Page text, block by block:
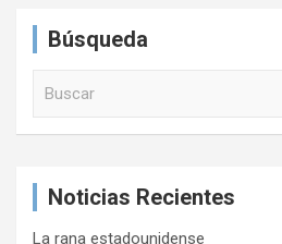
Búsqueda
Noticias Recientes
La rana estadounidense